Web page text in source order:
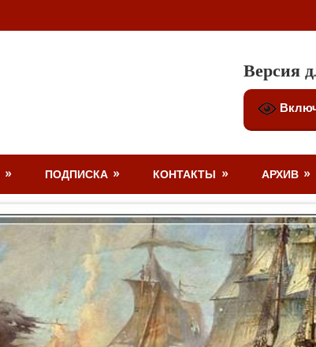
Версия
ПОДПИСКА КОНТАКТЫ АРХИВ